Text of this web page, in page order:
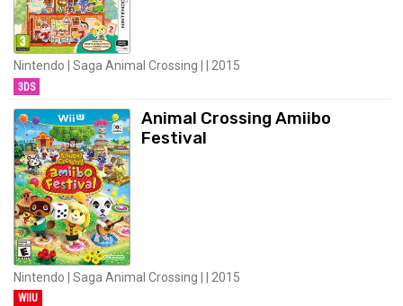
Nintendo | Saga Animal Crossing | | 2015
3DS
Animal Crossing Amiibo
Festival
Nintendo | Saga Animal Crossing | | 2015
WIIU